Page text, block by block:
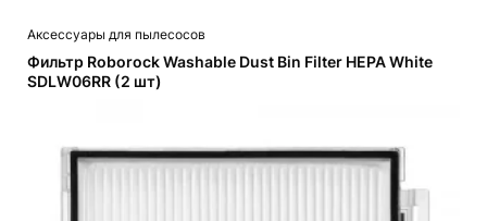
Аксессуары для пылесосов
Фильтр Roborock Washable Dust Bin Filter HEPA White
SDLW06RR (2 шт)